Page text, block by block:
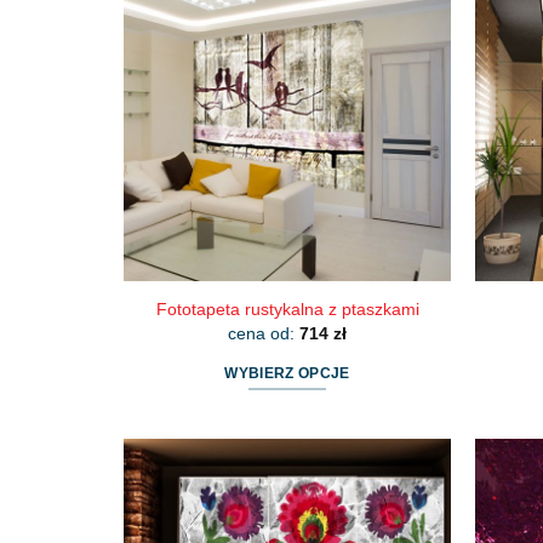
wariantów.
Opcje
można
wybrać
na
stronie
produktu
Fototapeta rustykalna z ptaszkami
cena od: 714 zł
WYBIERZ OPCJE
ma
wiele
wariantów.